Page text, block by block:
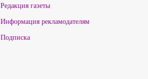
Редакция газеты
Информация рекламодателям
Подписка